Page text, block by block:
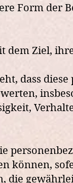
Form der
dem Ziel,
dass
können,